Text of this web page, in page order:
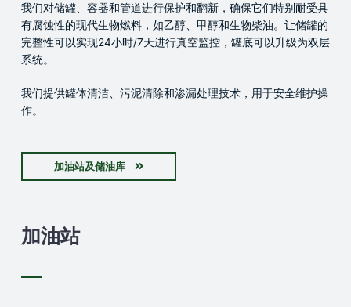
我们对储罐、容器和管道进行保护和翻新，确保它们特别耐受具
有腐蚀性的现代生物燃料，如乙醇、甲醇和生物柴油。让储罐的
完整性可以实现24小时/7天进行真空监控，罐底可以升级为双层
系统。
我们提供罐体清洁、污泥清除和渗漏处理技术，用于安全维护操
作。
加油站及储油库
加油站